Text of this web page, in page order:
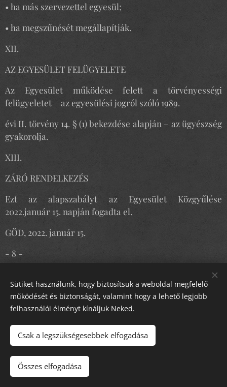
• ha más szervezettel egyesül;
• ha megszűnését megállapítják.
XII.
AZ EGYESÜLET FELÜGYELETE
Az Egyesület működése felett a törvényességi
felügyeletet – az egyesülési jogról szóló 1989.
évi II. törvény 14. § (1) bekezdése alapján – az ügyészség
gyakorolja.
XIII.
ZÁRÓ RENDELKEZÉS
Ezt az alapszabályt az Egyesület Közgyűlése
2022.január 15. napján fogadta el.
GÖD, 2022. január 15.
- 8 -
SZEBENYI ISTVÁN
Belépési nyilatkozat, letöltése
Sütiket használunk, hogy biztosítsuk a weboldal megfelelő
működését és biztonságát, valamint hogy a lehető legjobb
felhasználói élményt kínáljuk Neked.
Csak a legszükségesebbek elfogadása
Összes elfogadása